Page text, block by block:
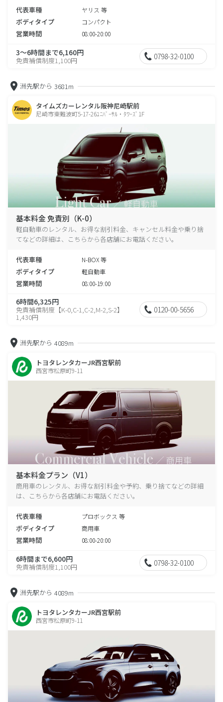
代表車種 ヤリス 等
ボディタイプ コンパクト
営業時間 08:00-20:00
3～6時間まで6,160円
免責補償制度1,100円 0798-32-0100
洲先駅から 3681m
タイムズカーレンタル阪神尼崎駅前
尼崎市東難波町5-17-26ﾕﾆﾊﾞｰｻﾙ・ﾀﾜｰｽﾞ1F
基本料金 免責別（K-0）
軽自動車のレンタル、お得な割引料金、キャンセル料金や乗り捨
てなどの詳細は、こちらから各店舗にお電話ください。
代表車種 N-BOX 等
ボディタイプ 軽自動車
営業時間 08:00-19:00
6時間6,325円
免責補償制度【K-0,C-1,C-2,M-2,S-2】
1,430円
0120-00-5656
洲先駅から 4089m
トヨタレンタカーJR西宮駅前
西宮市松原町9-11
基本料金プラン（V1）
商用車のレンタル、お得な割引料金や予約、乗り捨てなどの詳細
は、こちらから各店舗にお電話ください。
代表車種 プロボックス 等
ボディタイプ 商用車
営業時間 08:00-20:00
6時間まで6,600円
免責補償制度1,100円 0798-32-0100
洲先駅から 4089m
トヨタレンタカーJR西宮駅前
西宮市松原町9-11